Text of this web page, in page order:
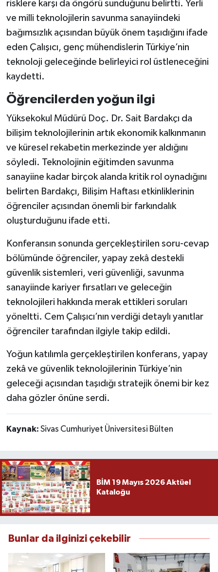
risklere karşı da öngörü sunduğunu belirtti. Yerli
ve milli teknolojilerin savunma sanayiindeki
bağımsızlık açısından büyük önem taşıdığını ifade
eden Çalışıcı, genç mühendislerin Türkiye’nin
teknoloji geleceğinde belirleyici rol üstleneceğini
kaydetti.
Öğrencilerden yoğun ilgi
Yüksekokul Müdürü Doç. Dr. Sait Bardakçı da
bilişim teknolojilerinin artık ekonomik kalkınmanın
ve küresel rekabetin merkezinde yer aldığını
söyledi. Teknolojinin eğitimden savunma
sanayiine kadar birçok alanda kritik rol oynadığını
belirten Bardakçı, Bilişim Haftası etkinliklerinin
öğrenciler açısından önemli bir farkındalık
oluşturduğunu ifade etti.
Konferansın sonunda gerçekleştirilen soru-cevap
bölümünde öğrenciler, yapay zekâ destekli
güvenlik sistemleri, veri güvenliği, savunma
sanayiinde kariyer fırsatları ve geleceğin
teknolojileri hakkında merak ettikleri soruları
yöneltti. Cem Çalışıcı’nın verdiği detaylı yanıtlar
öğrenciler tarafından ilgiyle takip edildi.
Yoğun katılımla gerçekleştirilen konferans, yapay
zekâ ve güvenlik teknolojilerinin Türkiye’nin
geleceği açısından taşıdığı stratejik önemi bir kez
daha gözler önüne serdi.
Kaynak: Sivas Cumhuriyet Üniversitesi Bülten
BİM 19 Mayıs 2026 Aktüel
Kataloğu
Bunlar da ilginizi çekebilir